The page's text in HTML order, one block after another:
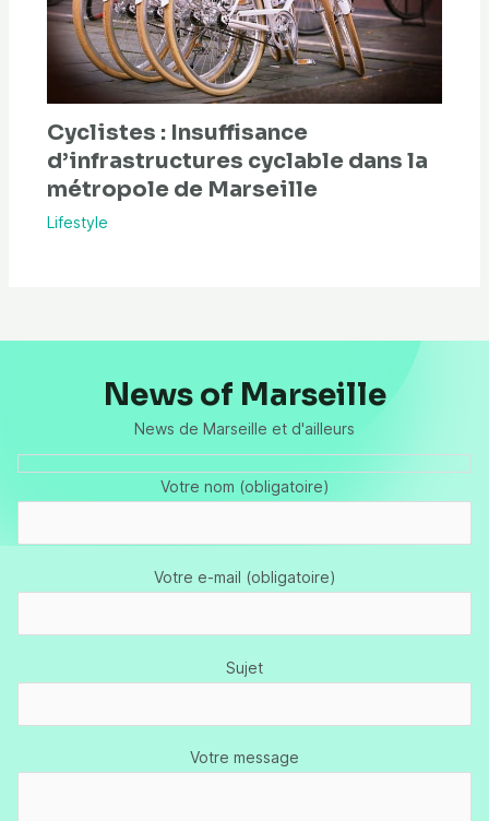
Cyclistes : Insuffisance
d’infrastructures cyclable dans la
métropole de Marseille
Lifestyle
News of Marseille
News de Marseille et d'ailleurs
Votre nom (obligatoire)
Votre e-mail (obligatoire)
Sujet
Votre message